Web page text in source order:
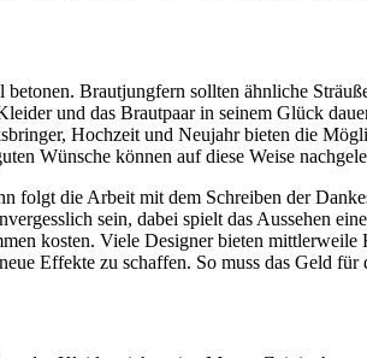
Brautjungfern sollten ähnliche
und das Brautpaar in seinem Glück
Hochzeit und Neujahr bieten die
Wünsche können auf diese Weise
folgt die Arbeit mit dem Schreiben der
sein, dabei spielt das Aussehen
kosten. Viele Designer bieten
Effekte zu schaffen. So muss das Geld